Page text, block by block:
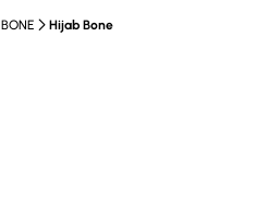
BONE Hijab Bone